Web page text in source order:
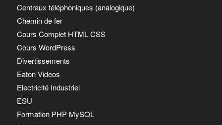
Centraux téléphoniques (analogique)
Chemin de fer
Cours Complet HTML CSS
Cours WordPress
Divertissements
Eaton Videos
Electricité Industriel
ESU
Formation PHP MySQL